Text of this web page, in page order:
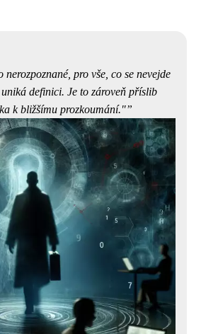
nerozpoznané, pro vše, co se nevejde
definici. Je to zároveň příslib
k bližšímu prozkoumání."